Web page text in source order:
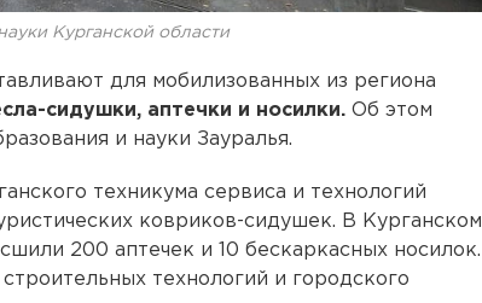
Курганской области
для мобилизованных из региона
сидушки, аптечки и носилки. Об этом
и науки Зауралья.
техникума сервиса и технологий
ковриков-сидушек. В Курганском
200 аптечек и 10 бескаркасных носилок.
технологий и городского